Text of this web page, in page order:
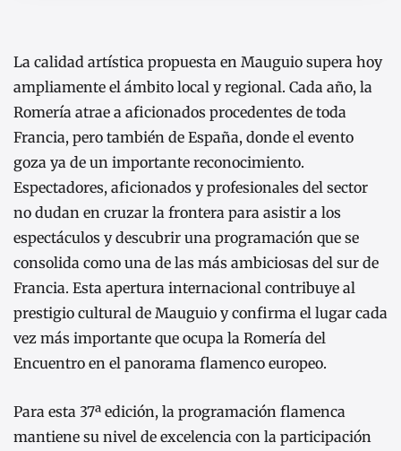
La calidad artística propuesta en Mauguio supera hoy
ampliamente el ámbito local y regional. Cada año, la
Romería atrae a aficionados procedentes de toda
Francia, pero también de España, donde el evento
goza ya de un importante reconocimiento.
Espectadores, aficionados y profesionales del sector
no dudan en cruzar la frontera para asistir a los
espectáculos y descubrir una programación que se
consolida como una de las más ambiciosas del sur de
Francia. Esta apertura internacional contribuye al
prestigio cultural de Mauguio y confirma el lugar cada
vez más importante que ocupa la Romería del
Encuentro en el panorama flamenco europeo.
Para esta 37ª edición, la programación flamenca
mantiene su nivel de excelencia con la participación